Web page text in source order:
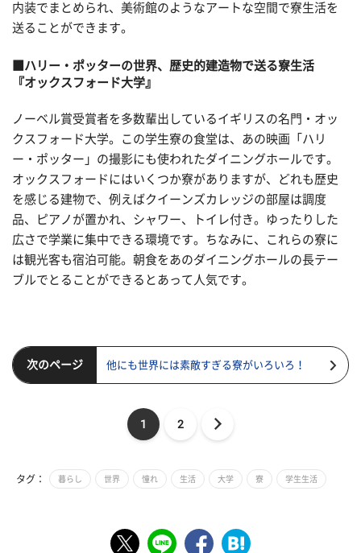
内装でまとめられ、美術館のようなアートな空間で寮生活を
送ることができます。
■ハリー・ポッターの世界、歴史的建造物で送る寮生活
『オックスフォード大学』
ノーベル賞受賞者を多数輩出しているイギリスの名門・オッ
クスフォード大学。この学生寮の食堂は、あの映画「ハリ
ー・ポッター」の撮影にも使われたダイニングホールです。
オックスフォードにはいくつか寮がありますが、どれも歴史
を感じる建物で、例えばクイーンズカレッジの部屋は調度
品、ピアノが置かれ、シャワー、トイレ付き。ゆったりした
広さで学業に集中できる環境です。ちなみに、これらの寮に
は観光客も宿泊可能。朝食をあのダイニングホールの長テー
ブルでとることができるとあって人気です。
次のページ 他にも世界には素敵すぎる寮がいろいろ！
1 2
タグ： 暮らし 世界 憧れ 生活 大学 寮 学生生活